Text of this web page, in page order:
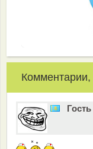
Комментарии,
Гость